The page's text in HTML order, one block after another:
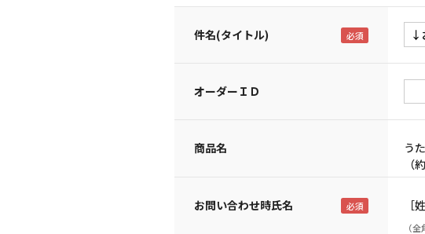
件名(タイトル)
オーダーＩＤ
商品名
う
（
お問い合わせ時氏名 ［
（